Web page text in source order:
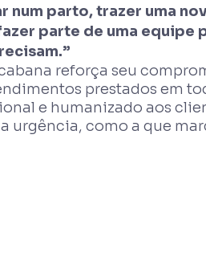
num parto, trazer uma
parte de uma equipe
reforça seu
prestados em
e humanizado aos
urgência, como a que